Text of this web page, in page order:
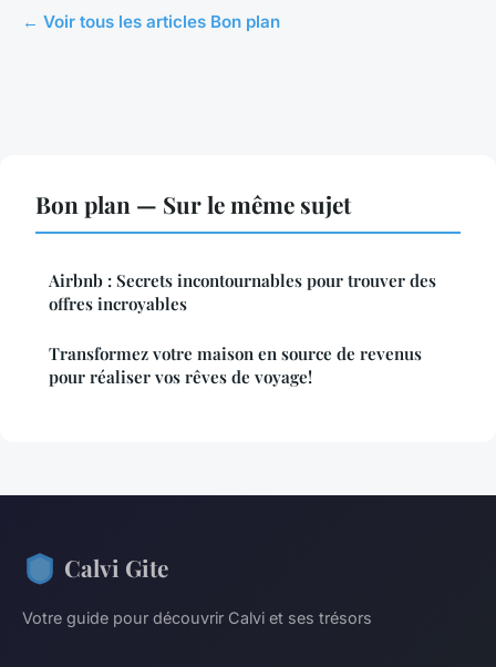
← Voir tous les articles Bon plan
Bon plan — Sur le même sujet
Airbnb : Secrets incontournables pour trouver des
offres incroyables
Transformez votre maison en source de revenus
pour réaliser vos rêves de voyage!
Calvi Gite
Votre guide pour découvrir Calvi et ses trésors